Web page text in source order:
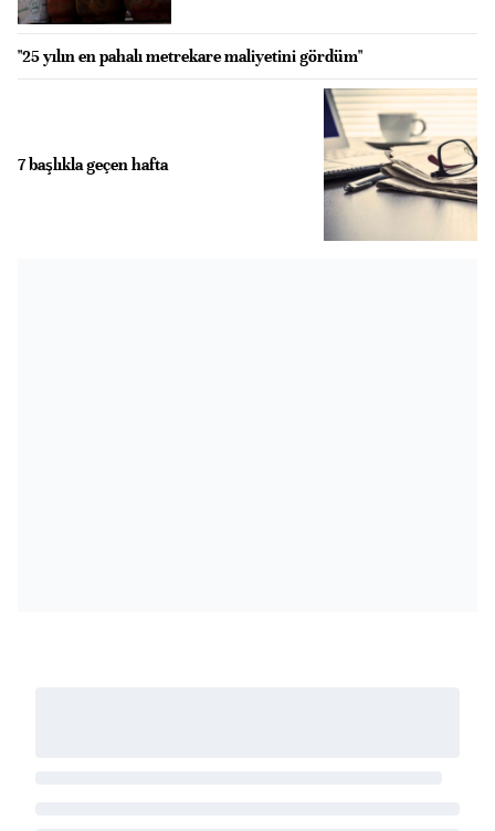
"25 yılın en pahalı metrekare maliyetini gördüm"
7 başlıkla geçen hafta